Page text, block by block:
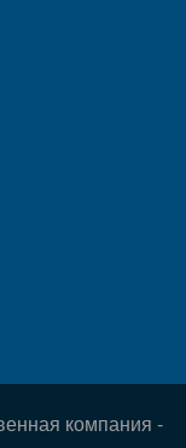
компания -